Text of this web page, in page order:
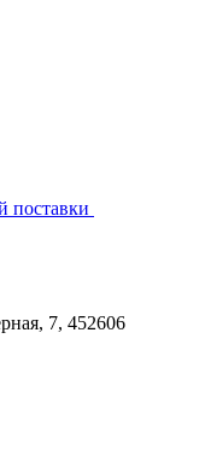
поставки
7, 452606